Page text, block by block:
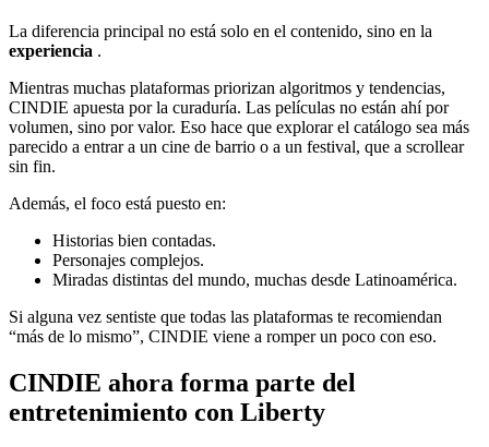
La diferencia principal no está solo en el contenido, sino en la
experiencia .
Mientras muchas plataformas priorizan algoritmos y tendencias,
CINDIE apuesta por la curaduría. Las películas no están ahí por
volumen, sino por valor. Eso hace que explorar el catálogo sea más
parecido a entrar a un cine de barrio o a un festival, que a scrollear
sin fin.
Además, el foco está puesto en:
Historias bien contadas.
Personajes complejos.
Miradas distintas del mundo, muchas desde Latinoamérica.
Si alguna vez sentiste que todas las plataformas te recomiendan
“más de lo mismo”, CINDIE viene a romper un poco con eso.
CINDIE ahora forma parte del
entretenimiento con Liberty